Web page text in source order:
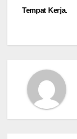
Tempat Kerja.